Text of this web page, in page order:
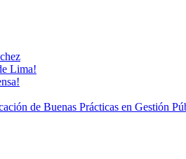
Lima!
de Buenas Prácticas en Gestión